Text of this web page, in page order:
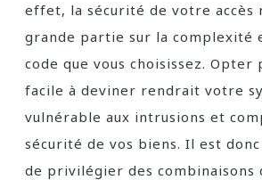
effet, la sécurité de votre accès
grande partie sur la complexité
code que vous choisissez. Opter
facile à deviner rendrait votre
vulnérable aux intrusions et
sécurité de vos biens. Il est
de privilégier des combinaisons